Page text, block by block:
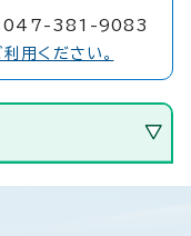
047-381-9083
用ください。